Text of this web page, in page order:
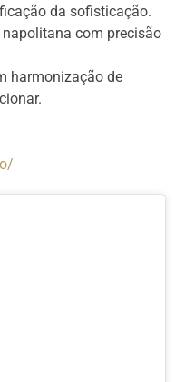
da sofisticação.
com precisão
harmonização de